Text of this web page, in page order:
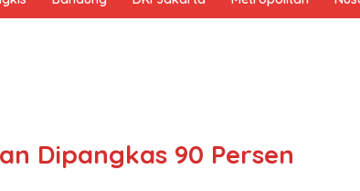
Dipangkas 90 Persen